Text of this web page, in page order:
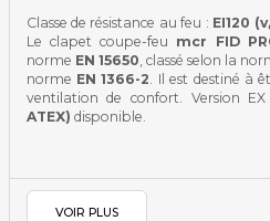
Classe de résistance au feu : EI120 (v
Le clapet coupe-feu mcr FID
norme EN 15650, classé selon la
norme EN 1366-2. Il est destiné à
ventilation de confort. Version
ATEX) disponible.
VOIR PLUS